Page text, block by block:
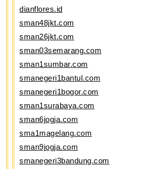
dianflores.id
sman48jkt.com
sman26jkt.com
sman03semarang.com
sman1sumbar.com
smanegeri1bantul.com
smanegeri1bogor.com
sman1surabaya.com
sman6jogja.com
sma1magelang.com
sman9jogja.com
smanegeri3bandung.com